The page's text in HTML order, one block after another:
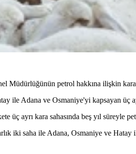
Müdürlüğünün petrol hakkına ilişkin
ile Adana ve Osmaniye'yi kapsayan üç
ayrı kara sahasında beş yıl süreyle
iki saha ile Adana, Osmaniye ve